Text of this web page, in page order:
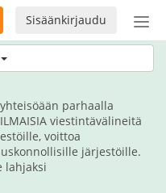
Sisäänkirjaudu
parhaalla
viestintävälineitä
voittoa
järjestöille.
lahjaksi